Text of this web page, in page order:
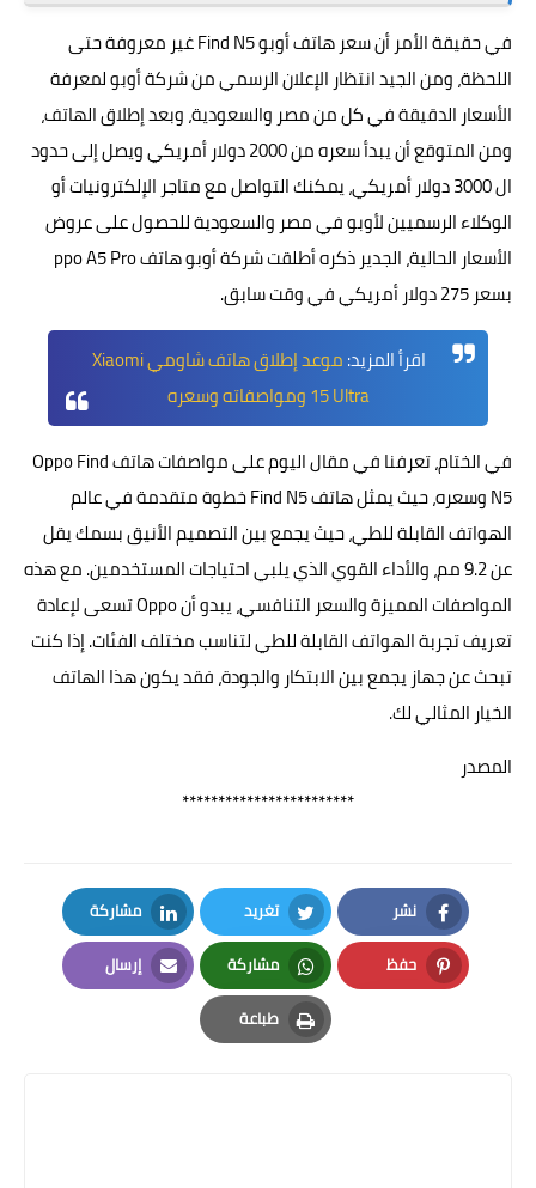
في حقيقة الأمر أن سعر هاتف أوبو Find N5 غير معروفة حتى
اللحظة، ومن الجيد انتظار الإعلان الرسمي من شركة أوبو لمعرفة
الأسعار الدقيقة في كل من مصر والسعودية، وبعد إطلاق الهاتف،
ومن المتوقع أن يبدأ سعره من 2000 دولار أمريكي ويصل إلى حدود
ال 3000 دولار أمريكي، يمكنك التواصل مع متاجر الإلكترونيات أو
الوكلاء الرسميين لأوبو في مصر والسعودية للحصول على عروض
الأسعار الحالية، الجدير ذكره أطلقت شركة أوبو هاتف ppo A5 Pro
بسعر 275 دولار أمريكي في وقت سابق.
اقرأ المزيد:
موعد إطلاق هاتف شاومي Xiaomi
15 Ultra ومواصفاته وسعره
في الختام، تعرفنا في مقال اليوم على مواصفات هاتف Oppo Find
N5 وسعره، حيث يمثل هاتف Find N5 خطوة متقدمة في عالم
الهواتف القابلة للطي، حيث يجمع بين التصميم الأنيق بسمك يقل
عن 9.2 مم، والأداء القوي الذي يلبي احتياجات المستخدمين. مع هذه
المواصفات المميزة والسعر التنافسي، يبدو أن Oppo تسعى لإعادة
تعريف تجربة الهواتف القابلة للطي لتناسب مختلف الفئات. إذا كنت
تبحث عن جهاز يجمع بين الابتكار والجودة، فقد يكون هذا الهاتف
الخيار المثالي لك.
المصدر
************************
نشر
Facebook
تغريد
Twitter
مشاركة
LinkedIn
حفظ
Pinterest
مشاركة
Whatsapp
إرسال
Email
طباعة
Print